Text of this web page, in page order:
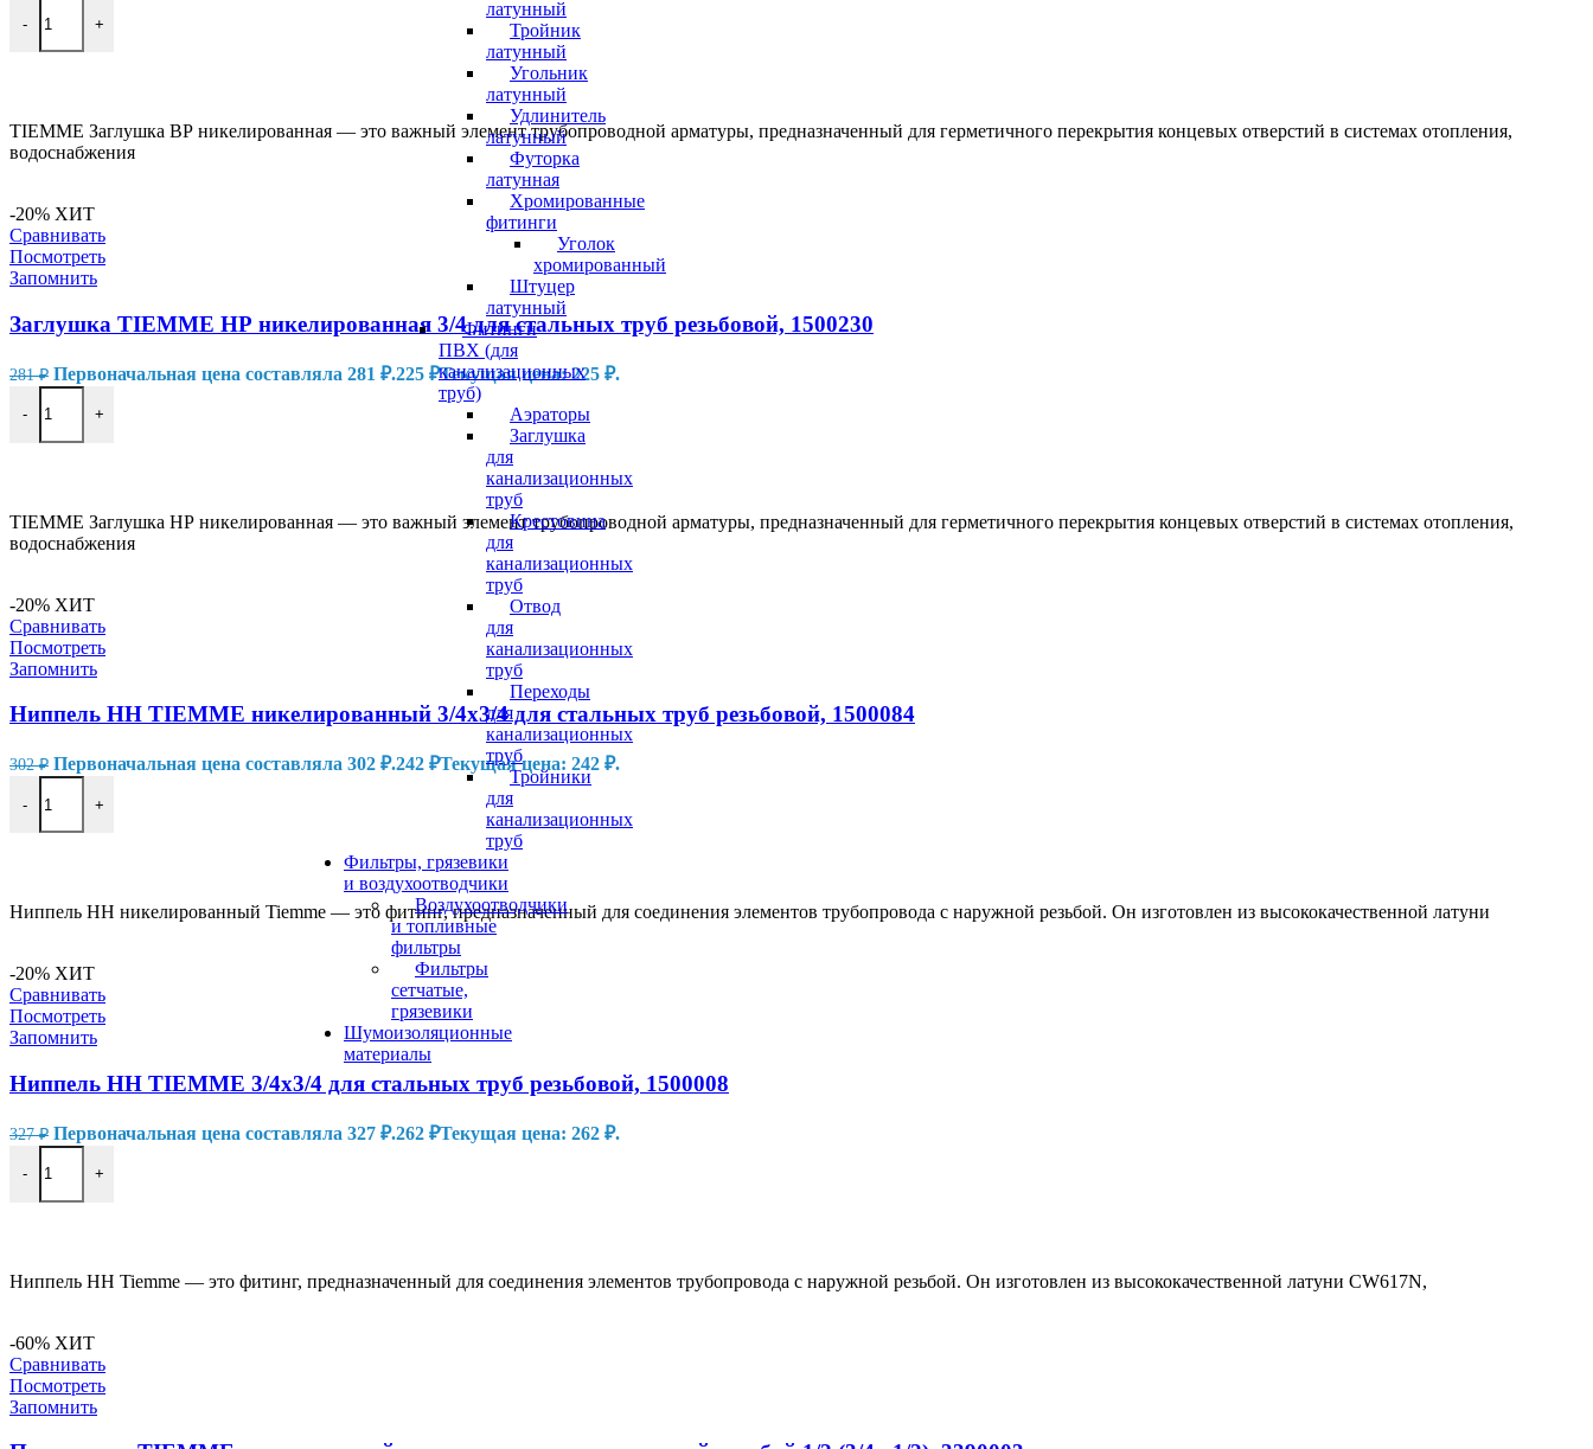
латунный
Тройник
латунный
Угольник
латунный
Удлинитель
латунный
Футорка
латунная
Хромированные
фитинги
Уголок
хромированный
Штуцер
латунный
Фитинги
ПВХ (для
канализационных
труб)
Аэраторы
Заглушка
для
канализационных
труб
Крестовина
для
канализационных
труб
Отвод
для
канализационных
труб
Переходы
для
канализационных
труб
Тройники
для
канализационных
труб
Фильтры, грязевики
и воздухоотводчики
Воздухоотводчики
и топливные
фильтры
Фильтры
сетчатые,
грязевики
Шумоизоляционные
материалы
- +
TIEMME Заглушка ВР никелированная — это важный элемент трубопроводной арматуры, предназначенный для герметичного перекрытия концевых отверстий в системах отопления,
водоснабжения
-20% ХИТ
Сравнивать
Посмотреть
Запомнить
Заглушка TIEMME НР никелированная 3/4 для стальных труб резьбовой, 1500230
281₽ Первоначальная цена составляла 281 ₽.225 ₽Текущая цена: 225 ₽.
- +
TIEMME Заглушка НР никелированная — это важный элемент трубопроводной арматуры, предназначенный для герметичного перекрытия концевых отверстий в системах отопления,
водоснабжения
-20% ХИТ
Сравнивать
Посмотреть
Запомнить
Ниппель HH TIEMME никелированный 3/4х3/4 для стальных труб резьбовой, 1500084
302₽ Первоначальная цена составляла 302 ₽.242 ₽Текущая цена: 242 ₽.
- +
Ниппель HH никелированный Tiemme — это фитинг, предназначенный для соединения элементов трубопровода с наружной резьбой. Он изготовлен из высококачественной латуни
-20% ХИТ
Сравнивать
Посмотреть
Запомнить
Ниппель HH TIEMME 3/4х3/4 для стальных труб резьбовой, 1500008
327₽ Первоначальная цена составляла 327 ₽.262 ₽Текущая цена: 262 ₽.
- +
Ниппель HH Tiemme — это фитинг, предназначенный для соединения элементов трубопровода с наружной резьбой. Он изготовлен из высококачественной латуни CW617N,
-60% ХИТ
Сравнивать
Посмотреть
Запомнить